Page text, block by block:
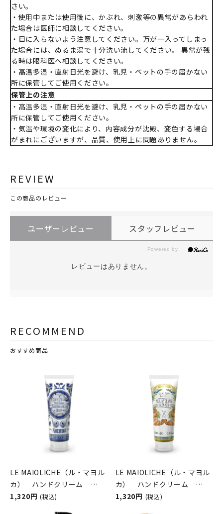
さい。
・使用中または使用後に、かぶれ、刺激等の異常があらわれ
た場合は医師に相談してください。
・目に入らないよう注意してください。万が一入ってしまっ
た場合には、ぬるま湯で十分洗い流してください。 異常が残
る時は眼科医へ相談してください。
・高温多湿・直射日光を避け、乳児・ペットの手の届かない
所に保管してご使用ください。
保管上の注意
・高温多湿・直射日光を避け、乳児・ペットの手の届かない
所に保管してご使用ください。
・気温や環境の変化により、内容成分が沈殿、変色する場合
がまれにございますが、品質、使用上に問題ありません。
REVIEW
この商品のレビュー
ユーザーレビュー スタッフレビュー
レビューはありません。
RECOMMEND
おすすめ商品
LE MAIOLICHE（ル・マヨル
カ） ハンドクリーム
Mediterranean Herbs（メ
1,320円 (税込)
LE MAIOLICHE（ル・マヨル
カ） ハンドクリーム
Sicilian Orange
1,320円 (税込)